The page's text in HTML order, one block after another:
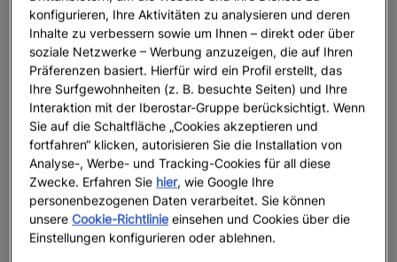
Erlebnisse zu entdecken.
Route durch das Soho-Viertel: Der Puls der
urbanen Kunst
Das Barrio de las Artes, auch Soho genannt, ist das
perfekte Beispiel für Málagas Verwandlung. Was
einst ein reines Wohn- und Durchgangsviertel war,
ist dank des Projekts MAUS (Málaga Arte Urbano
Soho) zu einer Open-Air-Leinwand geworden. Bei
einem Spaziergang durch die Straßen lohnt sich der
Blick nach oben, um atemberaubende Wandgemälde
konfigurieren, Ihre Aktivitäten zu analysieren und deren
Inhalte zu verbessern sowie um Ihnen – direkt oder über
soziale Netzwerke – Werbung anzuzeigen, die auf Ihren
Präferenzen basiert. Hierfür wird ein Profil erstellt, das
Ihre Surfgewohnheiten (z. B. besuchte Seiten) und Ihre
Interaktion mit der Iberostar-Gruppe berücksichtigt. Wenn
Sie auf die Schaltfläche „Cookies akzeptieren und
fortfahren“ klicken, autorisieren Sie die Installation von
Analyse-, Werbe- und Tracking-Cookies für all diese
Zwecke. Erfahren Sie hier, wie Google Ihre
personenbezogenen Daten verarbeitet. Sie können
unsereCookie-Richtlinie einsehen und Cookies über die
Einstellungen konfigurieren oder ablehnen.